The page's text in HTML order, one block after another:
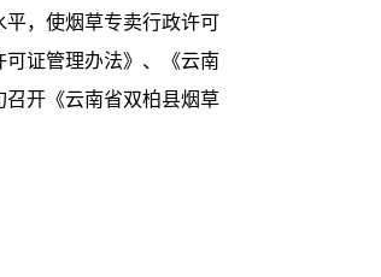
，使烟草专卖行政许可
证管理办法》、《云南
召开《云南省双柏县烟草